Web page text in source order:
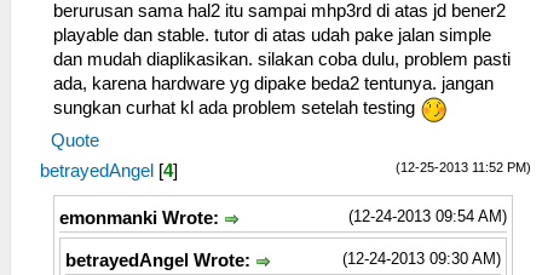
berurusan sama hal2 itu sampai mhp3rd di atas jd bener2
playable dan stable. tutor di atas udah pake jalan simple
dan mudah diaplikasikan. silakan coba dulu, problem pasti
ada, karena hardware yg dipake beda2 tentunya. jangan
sungkan curhat kl ada problem setelah testing
Quote
(12-25-2013 11:52 PM)
betrayedAngel [4]
(12-24-2013 09:54 AM)
emonmanki Wrote:
(12-24-2013 09:30 AM)
betrayedAngel Wrote: